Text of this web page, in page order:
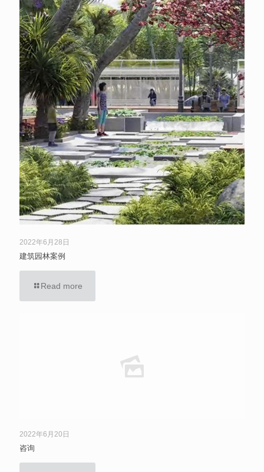
2022年6月28日
建筑园林案例
Read more
2022年6月20日
咨询